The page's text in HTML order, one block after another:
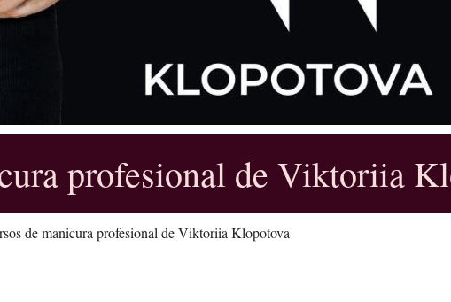
profesional de Viktoriia
de manicura profesional de Viktoriia Klopotova